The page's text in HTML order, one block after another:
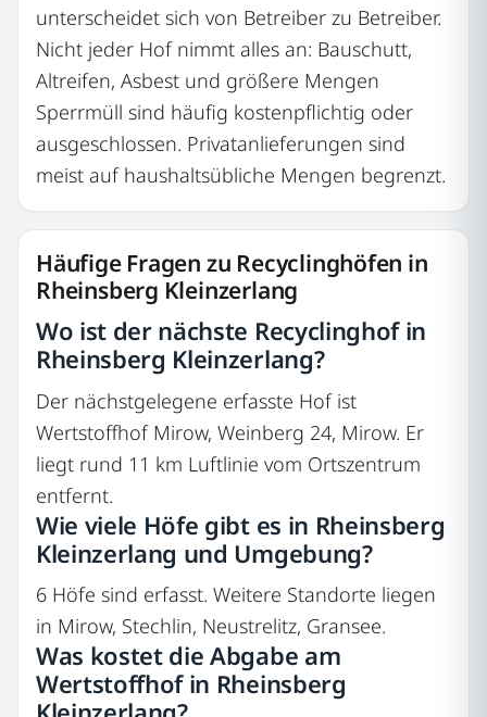
unterscheidet sich von Betreiber zu Betreiber.
Nicht jeder Hof nimmt alles an: Bauschutt,
Altreifen, Asbest und größere Mengen
Sperrmüll sind häufig kostenpflichtig oder
ausgeschlossen. Privatanlieferungen sind
meist auf haushaltsübliche Mengen begrenzt.
Häufige Fragen zu Recyclinghöfen in
Rheinsberg Kleinzerlang
Wo ist der nächste Recyclinghof in
Rheinsberg Kleinzerlang?
Der nächstgelegene erfasste Hof ist
Wertstoffhof Mirow, Weinberg 24, Mirow. Er
liegt rund 11 km Luftlinie vom Ortszentrum
entfernt.
Wie viele Höfe gibt es in Rheinsberg
Kleinzerlang und Umgebung?
6 Höfe sind erfasst. Weitere Standorte liegen
in Mirow, Stechlin, Neustrelitz, Gransee.
Was kostet die Abgabe am
Wertstoffhof in Rheinsberg